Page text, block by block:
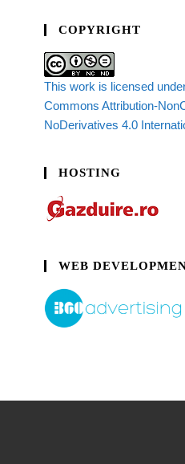
COPYRIGHT
This work is licensed
Commons Attribution-
NoDerivatives 4.0
HOSTING
WEB